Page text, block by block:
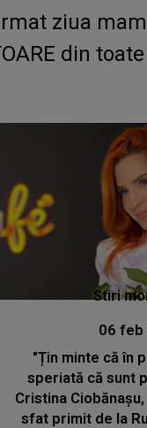
ziua
din
Stiri
06 feb
"Țin minte că în
speriată că sunt
Cristina
sfat primit de la